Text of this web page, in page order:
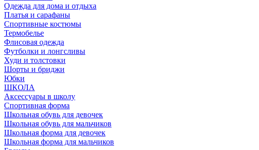
Одежда для дома и отдыха
Платья и сарафаны
Спортивные костюмы
Термобелье
Флисовая одежда
Футболки и лонгсливы
Худи и толстовки
Шорты и бриджи
Юбки
ШКОЛА
Аксессуары в школу
Спортивная форма
Школьная обувь для девочек
Школьная обувь для мальчиков
Школьная форма для девочек
Школьная форма для мальчиков